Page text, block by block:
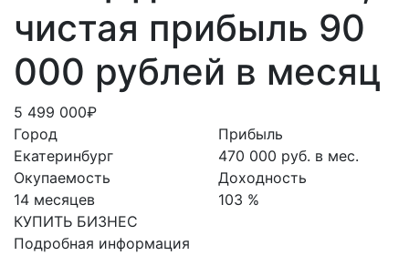
чистая прибыль 90
000 рублей в месяц
5 499 000₽
Город
Екатеринбург
Окупаемость
14 месяцев
КУПИТЬ БИЗНЕС
Прибыль
470 000 руб. в мес.
Доходность
103 %
Подробная информация